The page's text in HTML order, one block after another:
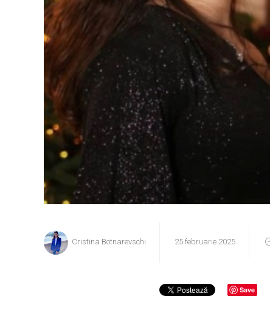
Cristina Botnarevschi 25 februarie 2025
Save